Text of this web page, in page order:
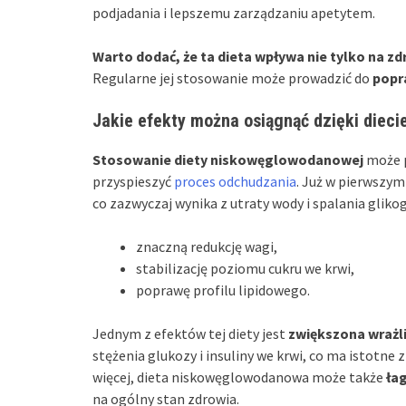
podjadania i lepszemu zarządzaniu apetytem.
Warto dodać, że ta dieta wpływa nie tylko na
Regularne jej stosowanie może prowadzić do
Jakie efekty można osiągnąć dzięki
Stosowanie diety niskowęglowodanowej może
przyspieszyć proces odchudzania. Już w
co zazwyczaj wynika z utraty wody i spalania
znaczną redukcję wagi,
stabilizację poziomu cukru we krwi,
poprawę profilu lipidowego.
Jednym z efektów tej diety jest zwiększona
stężenia glukozy i insuliny we krwi, co ma istotne
więcej, dieta niskowęglowodanowa może także
na ogólny stan zdrowia.